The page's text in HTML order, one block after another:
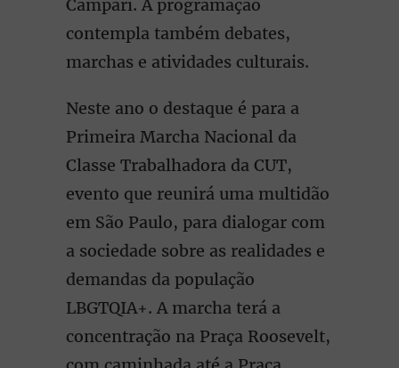
Campari. A programação
contempla também debates,
marchas e atividades culturais.
Neste ano o destaque é para a
Primeira Marcha Nacional da
Classe Trabalhadora da CUT,
evento que reunirá uma multidão
em São Paulo, para dialogar com
a sociedade sobre as realidades e
demandas da população
LBGTQIA+. A marcha terá a
concentração na Praça Roosevelt,